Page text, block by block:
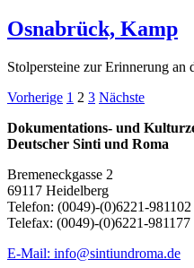
Osnabrück, Kamp
Stolpersteine zur Erinnerung
Seitennummerierung
der
Beiträge
Vorherige 1 2 3 Nächste
Dokumentations- und
Deutscher Sinti und Roma
Bremeneckgasse 2
69117 Heidelberg
Telefon: (0049)-(0)6221-981102
Telefax: (0049)-(0)6221-981177
E-Mail: info@sintiundroma.de